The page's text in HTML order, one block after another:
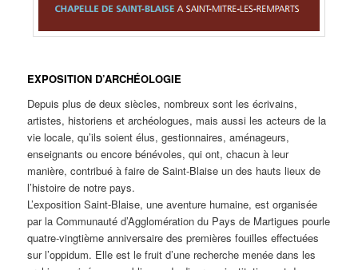
EXPOSITION D’ARCHÉOLOGIE
Depuis plus de deux siècles, nombreux sont les écrivains,
artistes, historiens et archéologues, mais aussi les acteurs de la
vie locale, qu’ils soient élus, gestionnaires, aménageurs,
enseignants ou encore bénévoles, qui ont, chacun à leur
manière, contribué à faire de Saint-Blaise un des hauts lieux de
l’histoire de notre pays.
L’exposition Saint-Blaise, une aventure humaine, est organisée
par la Communauté d’Agglomération du Pays de Martigues pourle
quatre-vingtième anniversaire des premières fouilles effectuées
sur l’oppidum. Elle est le fruit d’une recherche menée dans les